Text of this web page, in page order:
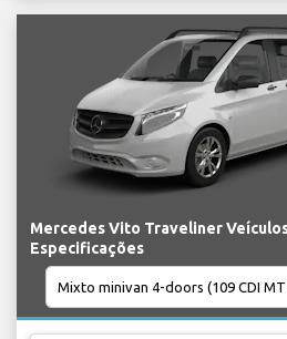
Mercedes Vito Traveliner
Especificações